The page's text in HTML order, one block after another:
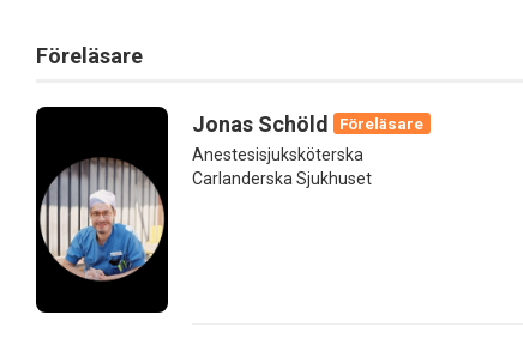
Föreläsare
Jonas Schöld
Föreläsare
Anestesisjuksköterska
Carlanderska Sjukhuset